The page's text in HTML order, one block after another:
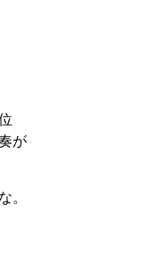
が
。